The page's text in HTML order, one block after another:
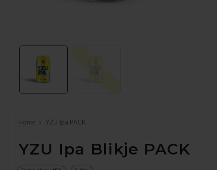
Home YZU Ipa PACK
YZU Ipa Blikje PACK